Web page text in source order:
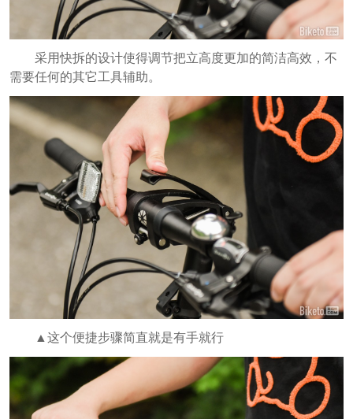
采用快拆的设计使得调节把立高度更加的简洁高效，不
需要任何的其它工具辅助。
▲这个便捷步骤简直就是有手就行